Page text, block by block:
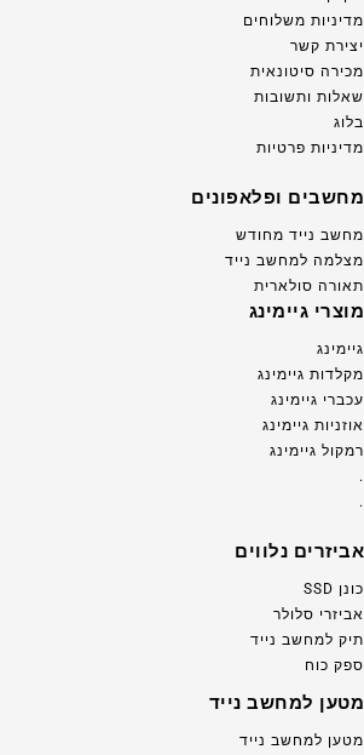
מדיניות משלוחים
יצירת קשר
מכירה סיטונאית
שאלות ותשובות
בלוג
מדיניות פרטיות
מחשבים ופלאפונים
מחשב נייד מחודש
מצלמה למחשב נייד
תאורה סולארית
מוצרי גיימינג
גיימינג
מקלדות גיימינג
עכברי גיימינג
אוזניות גיימינג
רמקול גיימינג
.
.
אביזרים נלווים
כונן SSD
אביזרי סלולר
תיק למחשב נייד
ספק כוח
מטען למחשב נייד
מטען למחשב נייד